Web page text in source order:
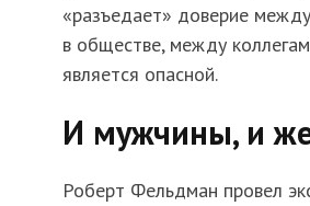
«разъедает» доверие
в обществе, между
является опасной.
И мужчины, и
Роберт Фельдман провел